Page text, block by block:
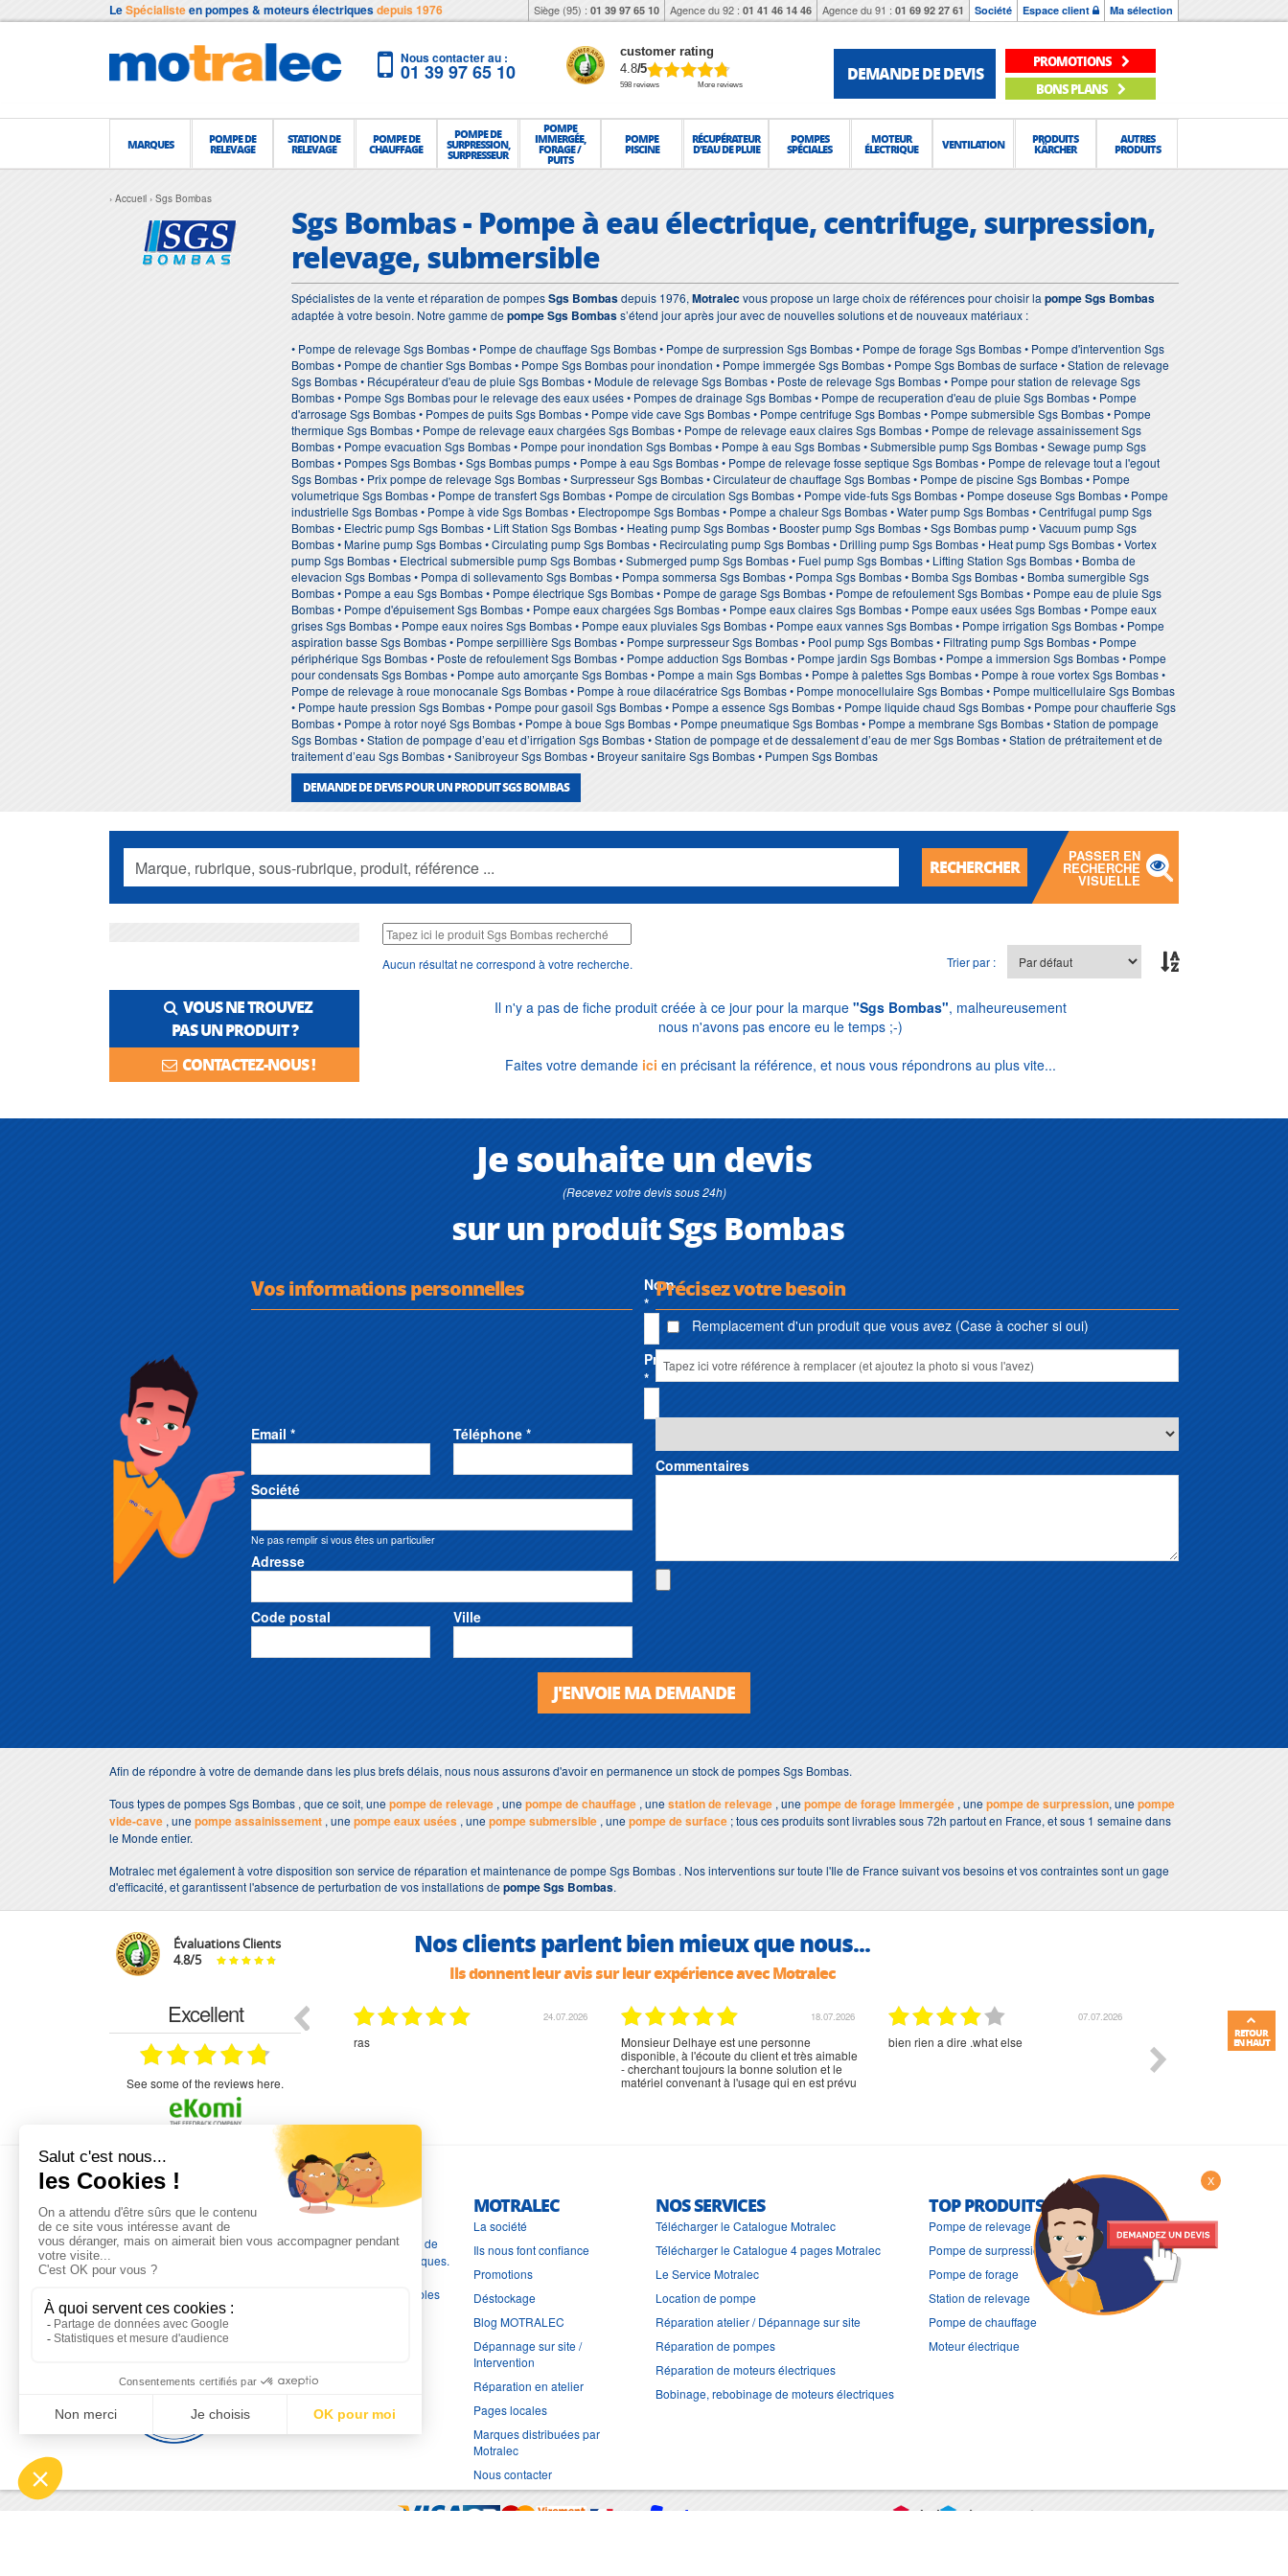
LeSpécialisteen pompes & moteurs électriquesdepuis 1976 Siège (95) : 01 39 97 65 10 Agence du 92 : 01 41 46 14 46 Agence du 91 : 01 69 92 27 61 Société Espace client Ma sélection
Nous contacter au :
01 39 97 65 10
customer rating
4.8/5
598 reviews More reviews
DEMANDE DE DEVIS
PROMOTIONS
BONS PLANS
MARQUES POMPE DE
RELEVAGE
STATION DE
RELEVAGE
POMPE DE
CHAUFFAGE
POMPE DE
SURPRESSION,
SURPRESSEUR
POMPE
IMMERGÉE,
FORAGE /
PUITS
POMPE
PISCINE
RÉCUPÉRATEUR
D'EAU DE PLUIE
POMPES
SPÉCIALES
MOTEUR
ÉLECTRIQUE VENTILATION PRODUITS
KÄRCHER
AUTRES
PRODUITS
Accueil Sgs Bombas
Sgs Bombas - Pompe à eau électrique, centrifuge, surpression,
relevage, submersible
Spécialistes de la vente et réparation de pompesSgs Bombasdepuis 1976, Motralecvous propose un large choix de références pour choisir la pompe Sgs Bombas
adaptée à votre besoin. Notre gamme depompe Sgs Bombass’étend jour après jour avec de nouvelles solutions et de nouveaux matériaux :
• Pompe de relevage Sgs Bombas • Pompe de chauffage Sgs Bombas • Pompe de surpression Sgs Bombas • Pompe de forage Sgs Bombas • Pompe d'intervention Sgs
Bombas • Pompe de chantier Sgs Bombas • Pompe Sgs Bombas pour inondation • Pompe immergée Sgs Bombas • Pompe Sgs Bombas de surface • Station de relevage
Sgs Bombas • Récupérateur d'eau de pluie Sgs Bombas • Module de relevage Sgs Bombas • Poste de relevage Sgs Bombas • Pompe pour station de relevage Sgs
Bombas • Pompe Sgs Bombas pour le relevage des eaux usées • Pompes de drainage Sgs Bombas • Pompe de recuperation d'eau de pluie Sgs Bombas • Pompe
d'arrosage Sgs Bombas • Pompes de puits Sgs Bombas • Pompe vide cave Sgs Bombas • Pompe centrifuge Sgs Bombas • Pompe submersible Sgs Bombas • Pompe
thermique Sgs Bombas • Pompe de relevage eaux chargées Sgs Bombas • Pompe de relevage eaux claires Sgs Bombas • Pompe de relevage assainissement Sgs
Bombas • Pompe evacuation Sgs Bombas • Pompe pour inondation Sgs Bombas • Pompe à eau Sgs Bombas • Submersible pump Sgs Bombas • Sewage pump Sgs
Bombas • Pompes Sgs Bombas • Sgs Bombas pumps • Pompe à eau Sgs Bombas • Pompe de relevage fosse septique Sgs Bombas • Pompe de relevage tout a l'egout
Sgs Bombas • Prix pompe de relevage Sgs Bombas • Surpresseur Sgs Bombas • Circulateur de chauffage Sgs Bombas • Pompe de piscine Sgs Bombas • Pompe
volumetrique Sgs Bombas • Pompe de transfert Sgs Bombas • Pompe de circulation Sgs Bombas • Pompe vide-futs Sgs Bombas • Pompe doseuse Sgs Bombas • Pompe
industrielle Sgs Bombas • Pompe à vide Sgs Bombas • Electropompe Sgs Bombas • Pompe a chaleur Sgs Bombas • Water pump Sgs Bombas • Centrifugal pump Sgs
Bombas • Electric pump Sgs Bombas • Lift Station Sgs Bombas • Heating pump Sgs Bombas • Booster pump Sgs Bombas • Sgs Bombas pump • Vacuum pump Sgs
Bombas • Marine pump Sgs Bombas • Circulating pump Sgs Bombas • Recirculating pump Sgs Bombas • Drilling pump Sgs Bombas • Heat pump Sgs Bombas • Vortex
pump Sgs Bombas • Electrical submersible pump Sgs Bombas • Submerged pump Sgs Bombas • Fuel pump Sgs Bombas • Lifting Station Sgs Bombas • Bomba de
elevacion Sgs Bombas • Pompa di sollevamento Sgs Bombas • Pompa sommersa Sgs Bombas • Pompa Sgs Bombas • Bomba Sgs Bombas • Bomba sumergible Sgs
Bombas • Pompe a eau Sgs Bombas • Pompe électrique Sgs Bombas • Pompe de garage Sgs Bombas • Pompe de refoulement Sgs Bombas • Pompe eau de pluie Sgs
Bombas • Pompe d'épuisement Sgs Bombas • Pompe eaux chargées Sgs Bombas • Pompe eaux claires Sgs Bombas • Pompe eaux usées Sgs Bombas • Pompe eaux
grises Sgs Bombas • Pompe eaux noires Sgs Bombas • Pompe eaux pluviales Sgs Bombas • Pompe eaux vannes Sgs Bombas • Pompe irrigation Sgs Bombas • Pompe
aspiration basse Sgs Bombas • Pompe serpillière Sgs Bombas • Pompe surpresseur Sgs Bombas • Pool pump Sgs Bombas • Filtrating pump Sgs Bombas • Pompe
périphérique Sgs Bombas • Poste de refoulement Sgs Bombas • Pompe adduction Sgs Bombas • Pompe jardin Sgs Bombas • Pompe a immersion Sgs Bombas • Pompe
pour condensats Sgs Bombas • Pompe auto amorçante Sgs Bombas • Pompe a main Sgs Bombas • Pompe à palettes Sgs Bombas • Pompe à roue vortex Sgs Bombas •
Pompe de relevage à roue monocanale Sgs Bombas • Pompe à roue dilacératrice Sgs Bombas • Pompe monocellulaire Sgs Bombas • Pompe multicellulaire Sgs Bombas
• Pompe haute pression Sgs Bombas • Pompe pour gasoil Sgs Bombas • Pompe a essence Sgs Bombas • Pompe liquide chaud Sgs Bombas • Pompe pour chaufferie Sgs
Bombas • Pompe à rotor noyé Sgs Bombas • Pompe à boue Sgs Bombas • Pompe pneumatique Sgs Bombas • Pompe a membrane Sgs Bombas • Station de pompage
Sgs Bombas • Station de pompage d’eau et d’irrigation Sgs Bombas • Station de pompage et de dessalement d’eau de mer Sgs Bombas • Station de prétraitement et de
traitement d’eau Sgs Bombas • Sanibroyeur Sgs Bombas • Broyeur sanitaire Sgs Bombas • Pumpen Sgs Bombas
DEMANDE DE DEVIS POUR UN PRODUIT SGS BOMBAS
RECHERCHER
PASSER EN
RECHERCHE
VISUELLE
VOUS NE TROUVEZ
PAS UN PRODUIT ?
CONTACTEZ-NOUS !
Aucun résultat ne correspond à votre recherche. Trier par :
Il n'y a pas de fiche produit créée à ce jour pour la marque "Sgs Bombas", malheureusement
nous n'avons pas encore eu le temps ;-)
Faites votre demande ici en précisant la référence, et nous vous répondrons au plus vite...
Je souhaite un devis
(Recevez votre devis sous 24h)
sur un produit Sgs Bombas
Vos informations personnelles
Nom
*
Prénom
*
Email * Téléphone *
Société
Ne pas remplir si vous êtes un particulier
Adresse
Code postal Ville
Précisez votre besoin
Remplacement d'un produit que vous avez (Case à cocher si oui)
Commentaires
J'ENVOIE MA DEMANDE
Afin de répondre à votre de demande dans les plus brefs délais, nous nous assurons d'avoir en permanence un stock de pompes Sgs Bombas.
Tous types de pompes Sgs Bombas , que ce soit, unepompe de relevage , unepompe de chauffage , unestation de relevage , unepompe de forage immergée , unepompe de surpression, unepompe
vide-cave , unepompe assainissement , unepompe eaux usées , unepompe submersible , unepompe de surface ; tous ces produits sont livrables sous 72h partout en France, et sous 1 semaine dans
le Monde entier.
Motralec met également à votre disposition son service de réparation et maintenance de pompe Sgs Bombas . Nos interventions sur toute l'Ile de France suivant vos besoins et vos contraintes sont un gage
d'efficacité, et garantissent l'absence de perturbation de vos installations depompe Sgs Bombas.
Évaluations Clients
4.8/5 Nos clients parlent bien mieux que nous...
Ils donnent leur avis sur leur expérience avec Motralec
Excellent
see some of the reviews here.
07.07.2026
bien rien a dire .what else
02.07.2026
RAS
02.07.2026
rien à signaler, très content
01.07.2026
Commande et délais parfait Très bon suivi et très
L'EXPERTISE MOTRALEC
Depuis 1976, nous sommes
Franceen pompes de relevage, station de relevage, pompe de
chauffage, suppression, forage, immergée et moteurs électriques.
Nous assurons
, tout en travaillant avec les marques les plus fiables
du marché.
MOTRALEC
La société
Ils nous font confiance
Promotions
Déstockage
Blog MOTRALEC
Dépannage sur site /
Intervention
Réparation en atelier
Pages locales
Marques distribuées par
Motralec
Nous contacter
NOS SERVICES
Télécharger le Catalogue Motralec
Télécharger le Catalogue 4 pages Motralec
Le Service Motralec
Location de pompe
Réparation atelier / Dépannage sur site
Réparation de pompes
Réparation de moteurs électriques
Bobinage, rebobinage de moteurs électriques
TOP PRODUITS
Pompe de relevage
Pompe de surpression
Pompe de forage
Station de relevage
Pompe de chauffage
Moteur électrique
X
RETOUR
EN HAUT